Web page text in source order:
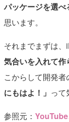
パッケージを選べ
思います。
それまでまずは
気合いを入れて
こからして開発者
にもはよ！」 って
参照元： YouTube